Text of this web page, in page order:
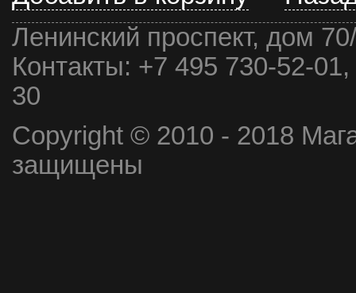
Ленинский проспект, дом
Контакты: +7 495 730-52-
30
Copyright © 2010 - 2018
защищены